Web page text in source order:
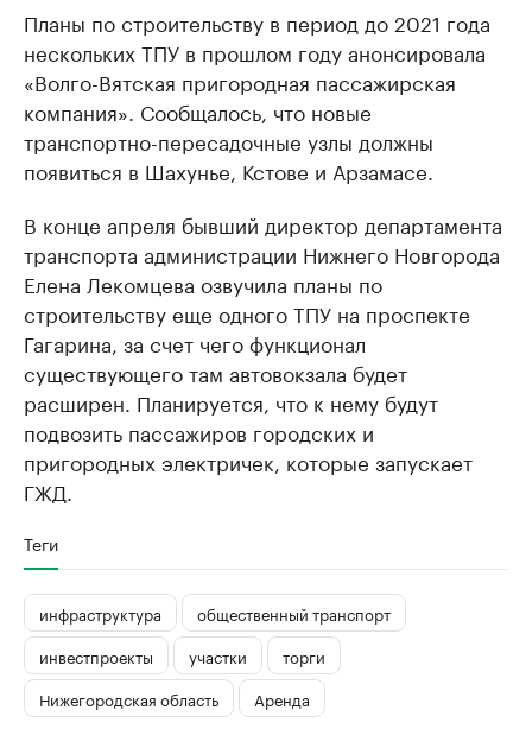
Планы по строительству в период до 2021 года
нескольких ТПУ в прошлом году анонсировала
«Волго-Вятская пригородная пассажирская
компания». Сообщалось, что новые
транспортно-пересадочные узлы должны
появиться в Шахунье, Кстове и Арзамасе.
В конце апреля бывший директор департамента
транспорта администрации Нижнего Новгорода
Елена Лекомцева озвучила планы по
строительству еще одного ТПУ на проспекте
Гагарина, за счет чего функционал
существующего там автовокзала будет
расширен. Планируется, что к нему будут
подвозить пассажиров городских и
пригородных электричек, которые запускает
ГЖД.
Теги
инфраструктура
общественный транспорт
инвестпроекты
участки
торги
Нижегородская область
Аренда